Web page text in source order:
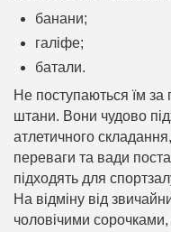
банани;
галіфе;
батали.
Не поступаються їм за
штани. Вони чудово
атлетичного
переваги та вади
підходять для
На відміну від
чоловічими